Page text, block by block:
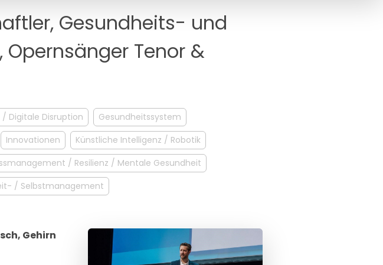
Gesundheits- und
Opernsänger Tenor &
Digitale Disruption
Gesundheitssystem
Innovationen
Künstliche Intelligenz / Robotik
/ Resilienz / Mentale Gesundheit
/ Selbstmanagement
Gehirn